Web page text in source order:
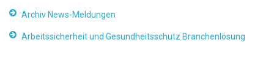
Archiv News-Meldungen
Arbeitssicherheit und Gesundheitsschutz Branchenlösung